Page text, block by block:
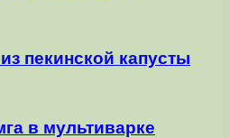
пекинской капусты
в мультиварке